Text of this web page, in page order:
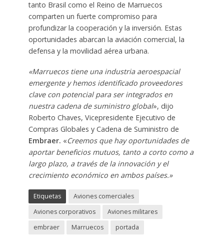
tanto Brasil como el Reino de Marruecos
comparten un fuerte compromiso para
profundizar la cooperación y la inversión. Estas
oportunidades abarcan la aviación comercial, la
defensa y la movilidad aérea urbana.
«Marruecos tiene una industria aeroespacial
emergente y hemos identificado proveedores
clave con potencial para ser integrados en
nuestra cadena de suministro global», dijo
Roberto Chaves, Vicepresidente Ejecutivo de
Compras Globales y Cadena de Suministro de
Embraer. «Creemos que hay oportunidades de
aportar beneficios mutuos, tanto a corto como a
largo plazo, a través de la innovación y el
crecimiento económico en ambos países.»
Etiquetas
Aviones comerciales
Aviones corporativos
Aviones militares
embraer
Marruecos portada